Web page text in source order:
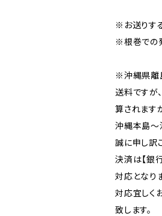
※お送りす
※根巻での
※沖縄県離
送料ですが
算されます
沖縄本島～
誠に申し訳
決済は【銀
対応となり
対応宜しく
致します。